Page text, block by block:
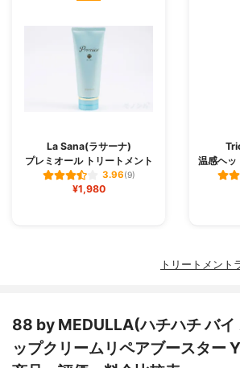
La Sana(ラサーナ)
プレミオール トリートメント
3.96(9)
¥1,980
温感ヘッ
トリートメント
88 by MEDULLA(ハチハチ バイ
ップクリームリペアブースター